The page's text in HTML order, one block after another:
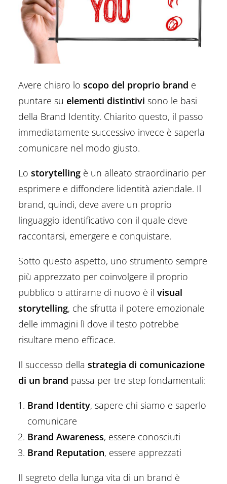
Avere chiaro lo scopo del proprio brand e
puntare su elementi distintivi sono le basi
della Brand Identity. Chiarito questo, il passo
immediatamente successivo invece è saperla
comunicare nel modo giusto.
Lo storytelling è un alleato straordinario per
esprimere e diffondere lidentità aziendale. Il
brand, quindi, deve avere un proprio
linguaggio identificativo con il quale deve
raccontarsi, emergere e conquistare.
Sotto questo aspetto, uno strumento sempre
più apprezzato per coinvolgere il proprio
pubblico o attirarne di nuovo è il visual
storytelling, che sfrutta il potere emozionale
delle immagini lì dove il testo potrebbe
risultare meno efficace.
Il successo della strategia di comunicazione
di un brand passa per tre step fondamentali:
Brand Identity, sapere chi siamo e saperlo
comunicare
Brand Awareness, essere conosciuti
Brand Reputation, essere apprezzati
Il segreto della lunga vita di un brand è